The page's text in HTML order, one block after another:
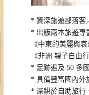
* 資深旅遊部落客
* 出版兩本旅遊專
《中東的美麗與哀
《非洲 親子自由
* 足跡遍及 50 多
* 具備豐富國內外
* 深耕於自助旅行